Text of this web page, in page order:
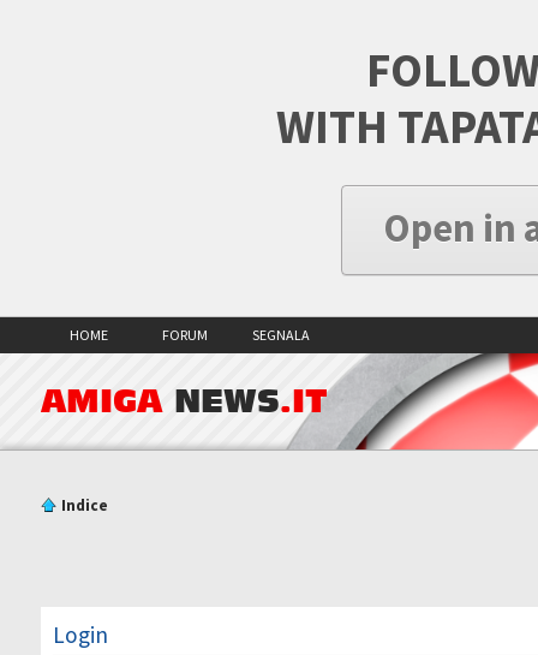
WITH
Open in
HOME FORUM SEGNALA
AMIGA NEWS.IT
Indice
Login